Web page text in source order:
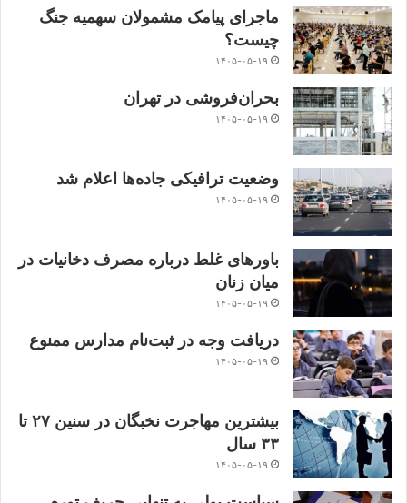
ماجرای پیامک مشمولان سهمیه جنگ
چیست؟
۱۴۰۵-۰۵-۱۹
بحران‌فروشی در تهران
۱۴۰۵-۰۵-۱۹
وضعیت ترافیکی جاده‌ها اعلام شد
۱۴۰۵-۰۵-۱۹
باورهای غلط درباره مصرف دخانیات در
میان زنان
۱۴۰۵-۰۵-۱۹
دریافت وجه در ثبت‌نام مدارس ممنوع
۱۴۰۵-۰۵-۱۹
بیشترین مهاجرت نخبگان در سنین ۲۷ تا
۳۳ سال
۱۴۰۵-۰۵-۱۹